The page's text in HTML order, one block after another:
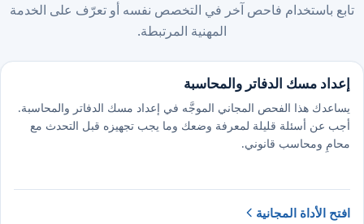
تابع باستخدام فاحص آخر في التخصص نفسه أو تعرّف على الخدمة
المهنية المرتبطة.
إعداد مسك الدفاتر والمحاسبة
يساعدك هذا الفحص المجاني الموجَّه في إعداد مسك الدفاتر والمحاسبة.
أجب عن أسئلة قليلة لمعرفة وضعك وما يجب تجهيزه قبل التحدث مع
محامٍ ومحاسب قانوني.
افتح الأداة المجانية